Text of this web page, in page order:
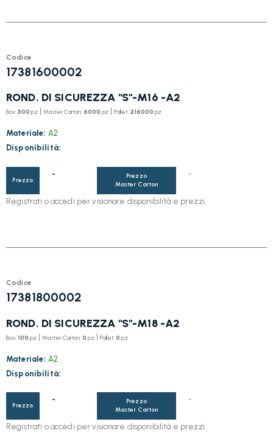
Codice
17381600002
ROND. DI SICUREZZA "S"-M16 -A2
Box: 500 pz Master Carton: 6000 pz Pallet: 216000 pz
Materiale: A2
Disponibilità:
Prezzo
-
Prezzo
Master Carton
-
Registrati o accedi per visionare disponibilità e prezzi.
Codice
17381800002
ROND. DI SICUREZZA "S"-M18 -A2
Box: 100 pz Master Carton: 0 pz Pallet: 0 pz
Materiale: A2
Disponibilità:
Prezzo
-
Prezzo
Master Carton
-
Registrati o accedi per visionare disponibilità e prezzi.